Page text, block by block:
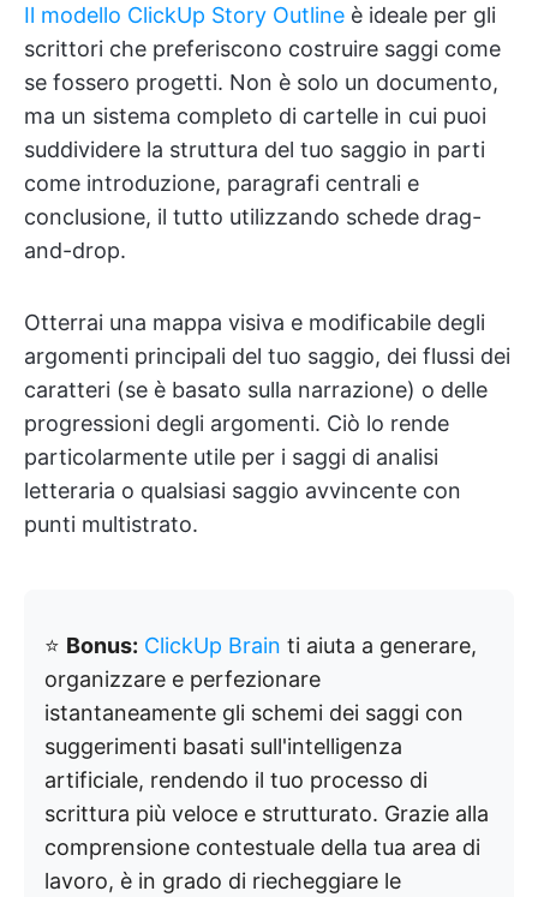
Il modello ClickUp Story Outline è ideale per gli
scrittori che preferiscono costruire saggi come
se fossero progetti. Non è solo un documento,
ma un sistema completo di cartelle in cui puoi
suddividere la struttura del tuo saggio in parti
come introduzione, paragrafi centrali e
conclusione, il tutto utilizzando schede drag-
and-drop.
Otterrai una mappa visiva e modificabile degli
argomenti principali del tuo saggio, dei flussi dei
caratteri (se è basato sulla narrazione) o delle
progressioni degli argomenti. Ciò lo rende
particolarmente utile per i saggi di analisi
letteraria o qualsiasi saggio avvincente con
punti multistrato.
⭐ Bonus: ClickUp Brain ti aiuta a generare,
organizzare e perfezionare
istantaneamente gli schemi dei saggi con
suggerimenti basati sull'intelligenza
artificiale, rendendo il tuo processo di
scrittura più veloce e strutturato. Grazie alla
comprensione contestuale della tua area di
lavoro, è in grado di riecheggiare le